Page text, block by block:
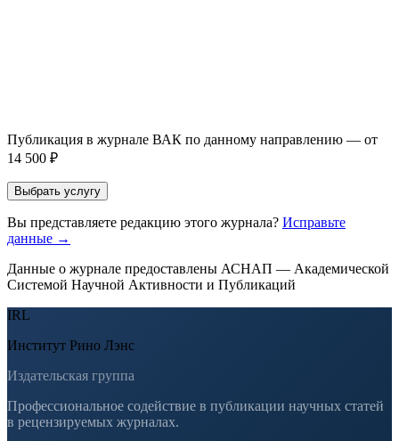
Публикация в журнале ВАК по данному направлению — от
14 500 ₽
Выбрать услугу
Вы представляете редакцию этого журнала? Исправьте
данные →
Данные о журнале предоставлены АСНАП — Академической
Системой Научной Активности и Публикаций
IRL
Институт Рино Лэнс
Издательская группа
Профессиональное содействие в публикации научных статей
в рецензируемых журналах.